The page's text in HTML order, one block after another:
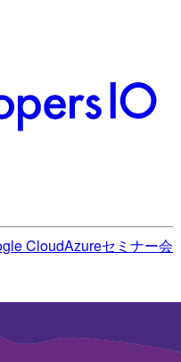
CloudAzureセミナー会